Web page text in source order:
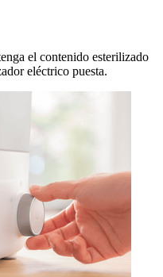
el contenido esterilizado
eléctrico puesta.